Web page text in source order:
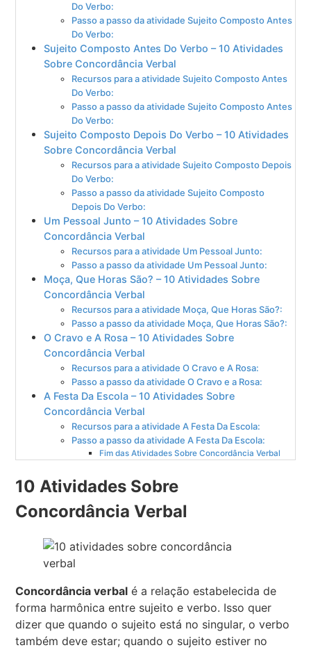
Do Verbo:
Passo a passo da atividade Sujeito Composto Antes
Do Verbo:
Sujeito Composto Antes Do Verbo – 10 Atividades
Sobre Concordância Verbal
Recursos para a atividade Sujeito Composto Antes
Do Verbo:
Passo a passo da atividade Sujeito Composto Antes
Do Verbo:
Sujeito Composto Depois Do Verbo – 10 Atividades
Sobre Concordância Verbal
Recursos para a atividade Sujeito Composto Depois
Do Verbo:
Passo a passo da atividade Sujeito Composto
Depois Do Verbo:
Um Pessoal Junto – 10 Atividades Sobre
Concordância Verbal
Recursos para a atividade Um Pessoal Junto:
Passo a passo da atividade Um Pessoal Junto:
Moça, Que Horas São? – 10 Atividades Sobre
Concordância Verbal
Recursos para a atividade Moça, Que Horas São?:
Passo a passo da atividade Moça, Que Horas São?:
O Cravo e A Rosa – 10 Atividades Sobre
Concordância Verbal
Recursos para a atividade O Cravo e A Rosa:
Passo a passo da atividade O Cravo e a Rosa:
A Festa Da Escola – 10 Atividades Sobre
Concordância Verbal
Recursos para a atividade A Festa Da Escola:
Passo a passo da atividade A Festa Da Escola:
Fim das Atividades Sobre Concordância Verbal
10 Atividades Sobre
Concordância Verbal
Concordância verbal é a relação estabelecida de
forma harmônica entre sujeito e verbo. Isso quer
dizer que quando o sujeito está no singular, o verbo
também deve estar; quando o sujeito estiver no